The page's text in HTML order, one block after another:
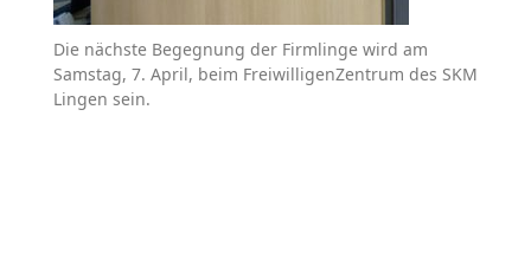
Die nächste Begegnung der Firmlinge wird am
Samstag, 7. April, beim FreiwilligenZentrum des SKM
Lingen sein.